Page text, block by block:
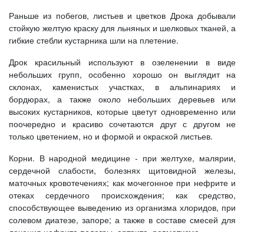
Раньше из побегов, листьев и цветков Дрока добывали
стойкую желтую краску для льняных и шелковых тканей, а
гибкие стебли кустарника шли на плетение.
Дрок красильный используют в озеленении в виде
небольших групп, особенно хорошо он выглядит на
склонах, каменистых участках, в альпинариях и
бордюрах, а также около небольших деревьев или
высоких кустарников, которые цветут одновременно или
поочередно и красиво сочетаются друг с другом не
только цветением, но и формой и окраской листьев.
Корни. В народной медицине - при желтухе, малярии,
сердечной слабости, болезнях щитовидной железы,
маточных кровотечениях; как мочегонное при нефрите и
отеках сердечного происхождения; как средство,
способствующее выведению из организма хлоридов, при
солевом диатезе, запоре; а также в составе смесей для